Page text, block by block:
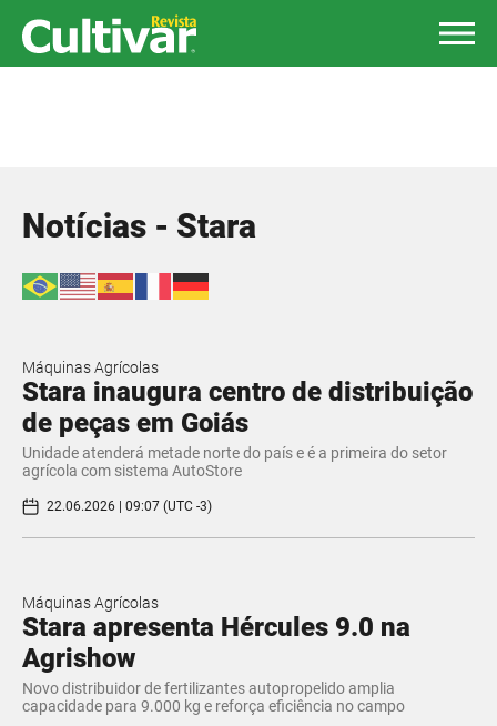
Notícias - Stara
Máquinas Agrícolas
Stara inaugura centro de distribuição
de peças em Goiás
Unidade atenderá metade norte do país e é a primeira do setor
agrícola com sistema AutoStore
22.06.2026 | 09:07 (UTC -3)
Máquinas Agrícolas
Stara apresenta Hércules 9.0 na
Agrishow
Novo distribuidor de fertilizantes autopropelido amplia
capacidade para 9.000 kg e reforça eficiência no campo